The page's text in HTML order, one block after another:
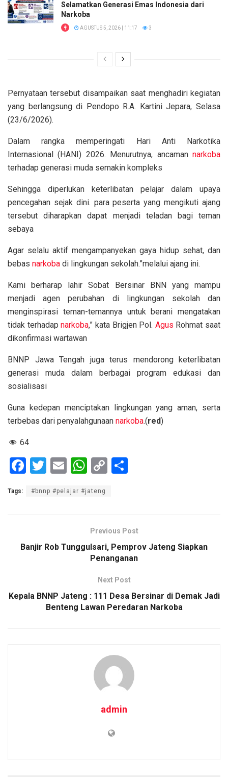
Selamatkan Generasi Emas Indonesia dari
Narkoba
AGUSTUS 5, 2026 | 11:17 3
Pernyataan tersebut disampaikan saat menghadiri kegiatan
yang berlangsung di Pendopo R.A. Kartini Jepara, Selasa
(23/6/2026).
Dalam rangka memperingati Hari Anti Narkotika
Internasional (HANI) 2026. Menurutnya, ancaman narkoba
terhadap generasi muda semakin kompleks
Sehingga diperlukan keterlibatan pelajar dalam upaya
pencegahan sejak dini. para peserta yang mengikuti ajang
tersebut diharapkan dapat menjadi teladan bagi teman
sebaya
Agar selalu aktif mengampanyekan gaya hidup sehat, dan
bebas narkoba di lingkungan sekolah.”melalui ajang ini.
Kami berharap lahir Sobat Bersinar BNN yang mampu
menjadi agen perubahan di lingkungan sekolah dan
menginspirasi teman-temannya untuk berani mengatakan
tidak terhadapnarkoba,” kata Brigjen Pol. Agus Rohmat saat
dikonfirmasi wartawan
BNNP Jawa Tengah juga terus mendorong keterlibatan
generasi muda dalam berbagai program edukasi dan
sosialisasi
Guna kedepan menciptakan lingkungan yang aman, serta
terbebas dari penyalahgunaan narkoba.(red)
64
F
ce
o
T
tt
E
ail
W
at
A
p
p
C
n
k
Tags: #bnnp #pelajar #jateng
Previous Post
Banjir Rob Tunggulsari, Pemprov Jateng Siapkan
Penanganan
Next Post
Kepala BNNP Jateng : 111 Desa Bersinar di Demak Jadi
Benteng Lawan Peredaran Narkoba
admin